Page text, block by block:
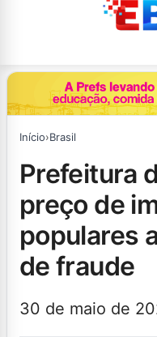
Início›Brasil
prefeitura de sp limita
preço de
populares
de fraude
30 de maio de